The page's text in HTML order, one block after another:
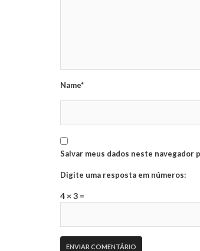
Name*
Salvar meus dados neste navegador
Digite uma resposta em números:
4 × 3 =